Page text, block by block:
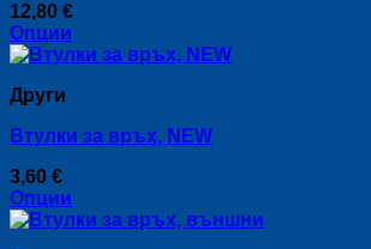
12,80 €
Опции
This
has
variants.
options
may
be
Други
Втулки за връх, NEW
3,60 €
Опции
This